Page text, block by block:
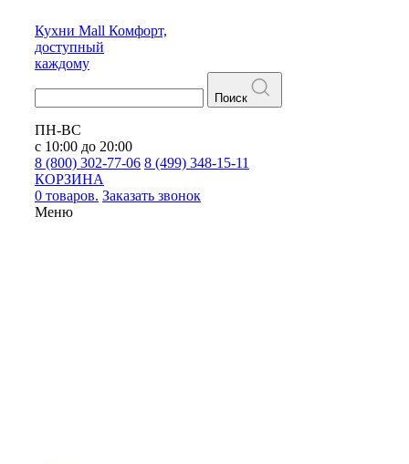
Кухни Mall Комфорт,
доступный
каждому
Поиск
ПН-ВС
с 10:00 до 20:00
8 (800) 302-77-06 8 (499) 348-15-11
КОРЗИНА
0 товаров. Заказать звонок
Меню